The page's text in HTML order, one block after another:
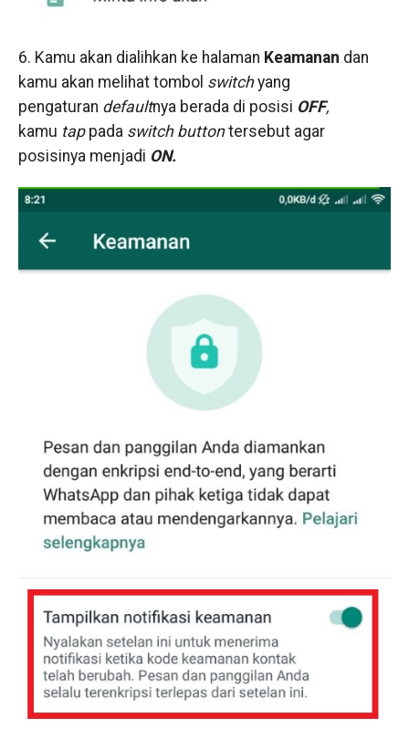
6. Kamu akan dialihkan ke halaman Keamanan dan
kamu akan melihat tombol switchyang
pengaturan defaultnya berada di posisi OFF,
kamu tap pada switch buttontersebut agar
posisinya menjadi ON.